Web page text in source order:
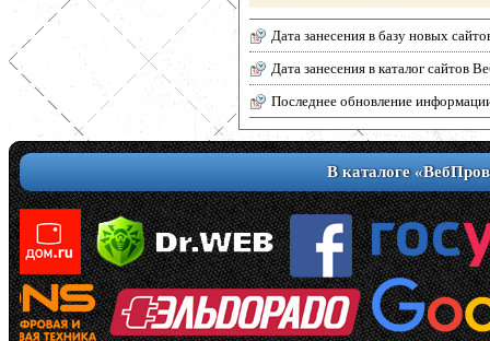
Дата занесения в базу новых
Дата занесения в каталог сайтов
Последнее обновление
В каталоге